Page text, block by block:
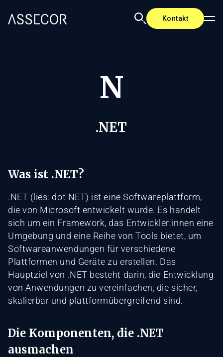
Kontakt
N
.NET
Was ist .NET?
.NET (lies: dot NET) ist eine Softwareplattform,
die von Microsoft entwickelt wurde. Es handelt
sich um ein Framework, das Entwickler:innen eine
Umgebung und eine Reihe von Tools bietet, um
Softwareanwendungen für verschiedene
Plattformen und Geräte zu erstellen. Das
Hauptziel von .NET besteht darin, die Entwicklung
von Anwendungen zu vereinfachen, die sicher,
skalierbar und plattformübergreifend sind.
Die Komponenten, die .NET
ausmachen